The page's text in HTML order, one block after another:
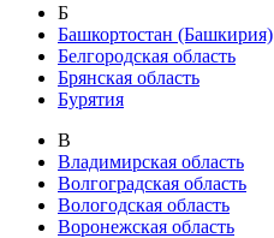
Б
Башкортостан (Башкирия)
Белгородская область
Брянская область
Бурятия
В
Владимирская область
Волгоградская область
Вологодская область
Воронежская область